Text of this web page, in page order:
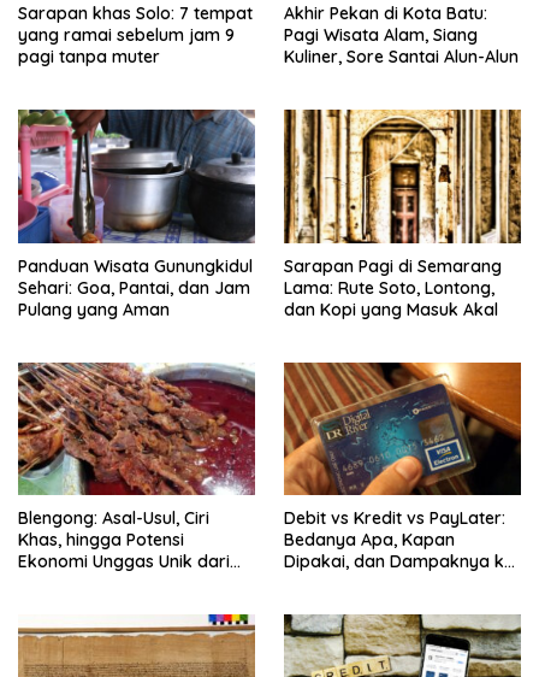
Sarapan khas Solo: 7 tempat
yang ramai sebelum jam 9
pagi tanpa muter
Akhir Pekan di Kota Batu:
Pagi Wisata Alam, Siang
Kuliner, Sore Santai Alun-Alun
Panduan Wisata Gunungkidul
Sehari: Goa, Pantai, dan Jam
Pulang yang Aman
Sarapan Pagi di Semarang
Lama: Rute Soto, Lontong,
dan Kopi yang Masuk Akal
Blengong: Asal-Usul, Ciri
Khas, hingga Potensi
Ekonomi Unggas Unik dari
Debit vs Kredit vs PayLater:
Bedanya Apa, Kapan
Dipakai, dan Dampaknya ke